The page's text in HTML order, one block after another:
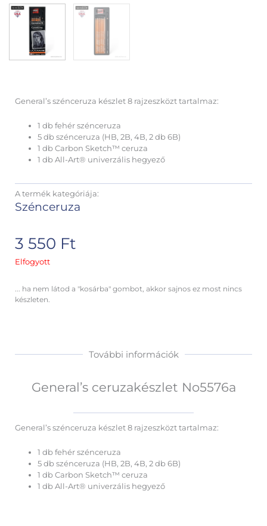
General’s szénceruza készlet 8 rajzeszközt tartalmaz:
1 db fehér szénceruza
5 db szénceruza (HB, 2B, 4B, 2 db 6B)
1 db Carbon Sketch™ ceruza
1 db All-Art® univerzális hegyező
A termék kategóriája:
Szénceruza
3 550 Ft
Elfogyott
... ha nem látod a "kosárba" gombot, akkor sajnos ez most nincs
készleten.
További információk
General’s ceruzakészlet No5576a
General’s szénceruza készlet 8 rajzeszközt tartalmaz:
1 db fehér szénceruza
5 db szénceruza (HB, 2B, 4B, 2 db 6B)
1 db Carbon Sketch™ ceruza
1 db All-Art® univerzális hegyező